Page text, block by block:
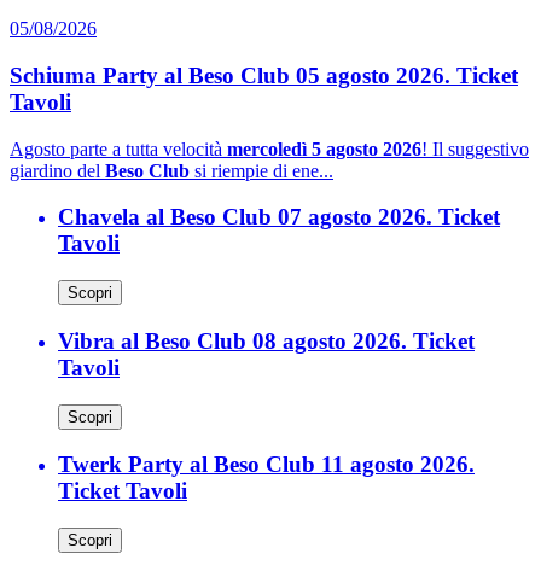
05/08/2026
Schiuma Party al Beso Club 05 agosto 2026. Ticket
Tavoli
Agosto parte a tutta velocità mercoledì 5 agosto 2026! Il suggestivo
giardino del Beso Club si riempie di ene...
Chavela al Beso Club 07 agosto 2026. Ticket
Tavoli
Scopri
Vibra al Beso Club 08 agosto 2026. Ticket
Tavoli
Scopri
Twerk Party al Beso Club 11 agosto 2026.
Ticket Tavoli
Scopri